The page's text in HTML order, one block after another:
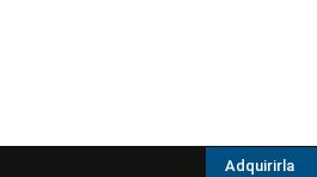
Adquirirla